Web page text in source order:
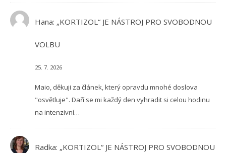
Hana: „KORTIZOL“ JE NÁSTROJ PRO SVOBODNOU
VOLBU
25. 7. 2026
Maio, děkuji za článek, který opravdu mnohé doslova
"osvětluje". Daří se mi každý den vyhradit si celou hodinu
na intenzivní…
Radka: „KORTIZOL“ JE NÁSTROJ PRO SVOBODNOU